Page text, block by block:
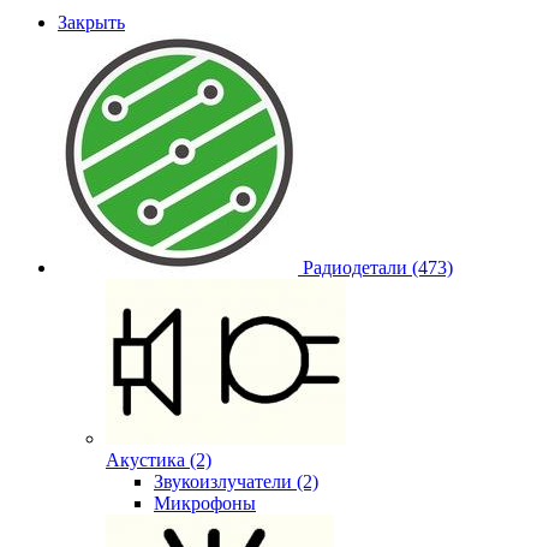
Закрыть
Радиодетали (473)
Акустика (2)
Звукоизлучатели (2)
Микрофоны